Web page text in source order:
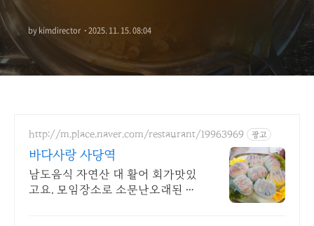
by kimdirector ·2025. 11. 15. 08:04
http://m.place.naver.com/restaurant/19963969 광고
바다사랑 사당역
남도음식 자연산 대 활어 회가맛있
고요. 모임장소로 소문난오래된 바